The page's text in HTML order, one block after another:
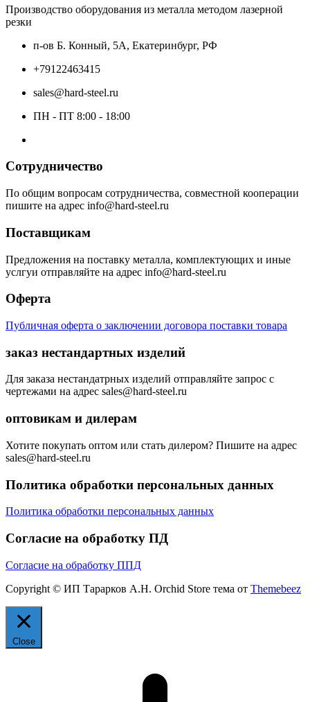
Производство оборудования из металла методом лазерной
резки
п-ов Б. Конный, 5А, Екатеринбург, РФ
+79122463415
sales@hard-steel.ru
ПН - ПТ 8:00 - 18:00
Сотрудничество
По общим вопросам сотрудничества, совместной кооперации
пишите на адрес info@hard-steel.ru
Поставщикам
Предложения на поставку металла, комплектующих и иные
услгуи отправляйте на адрес info@hard-steel.ru
Оферта
Публичная оферта о заключении договора поставки товара
заказ нестандартных изделий
Для заказа нестандатрных изделий отправляйте запрос с
чертежами на адрес sales@hard-steel.ru
оптовикам и дилерам
Хотите покупать оптом или стать дилером? Пишите на адрес
sales@hard-steel.ru
Политика обработки персональных данных
Политика обработки персональных данных
Согласие на обработку ПД
Согласие на обработку ППД
Copyright © ИП Тарарков А.Н. Orchid Store тема от Themebeez
Close